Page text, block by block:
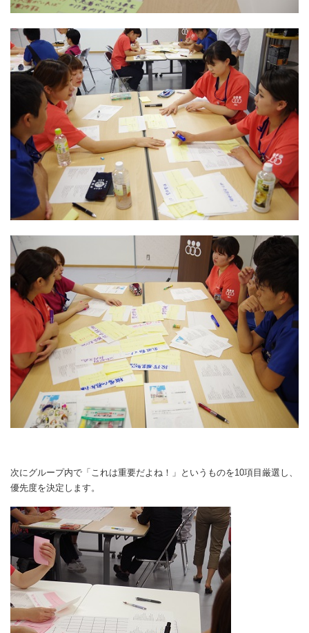
次にグループ内で「これは重要だよね！」というものを10項目厳選し、
優先度を決定します。